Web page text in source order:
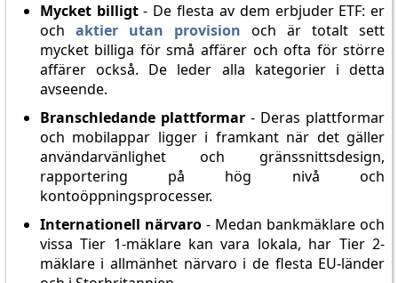
Mycket billigt- De flesta av dem erbjuder ETF: er
och aktier utan provision och är totalt sett
mycket billiga för små affärer och ofta för större
affärer också. De leder alla kategorier i detta
avseende.
Branschledande plattformar- Deras plattformar
och mobilappar ligger i framkant när det gäller
användarvänlighet och gränssnittsdesign,
rapportering på hög nivå och
kontoöppningsprocesser.
Internationell närvaro- Medan bankmäklare och
vissa Tier 1-mäklare kan vara lokala, har Tier 2-
mäklare i allmänhet närvaro i de flesta EU-länder